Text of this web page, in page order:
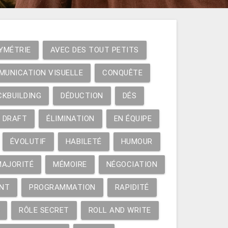
AVEC DES TOUT PETITS
VISUELLE CONQUÊTE
DÉDUCTION DÉS
DRAFT ÉLIMINATION EN ÉQUIPE
ÉVOLUTIF HABILETÉ HUMOUR
MÉMOIRE NÉGOCIATION
PROGRAMMATION RAPIDITÉ
RÔLE SECRET ROLL AND WRITE